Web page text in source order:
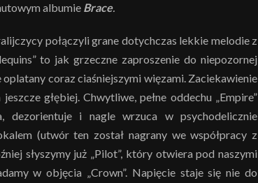
albumie Brace.
połączyli grane dotychczas lekkie melodie z
to jak grzeczne zaproszenie do niepozornej
coraz ciaśniejszymi więzami. Zaciekawienie
głębiej. Chwytliwe, pełne oddechu „Empire”
dezorientuje i nagle wrzuca w psychodelicznie
(utwór ten został nagrany we współpracy z
słyszymy już „Pilot”, który otwiera pod naszymi
w objęcia „Crown”. Napięcie staje się nie do